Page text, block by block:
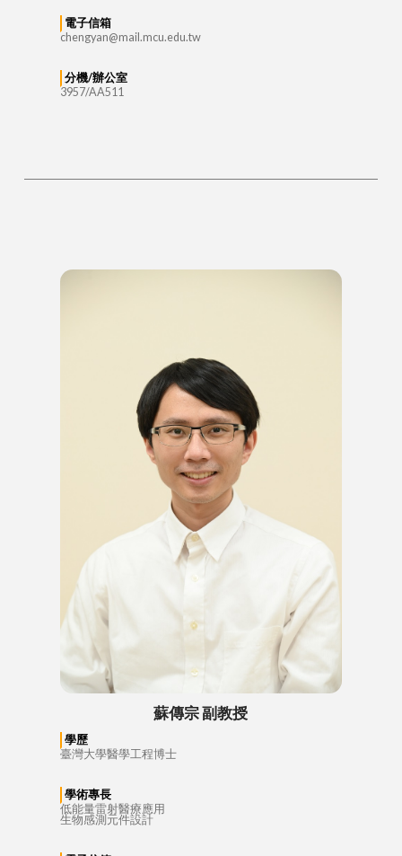
電子信箱
chengyan@mail.mcu.edu.tw
分機/辦公室
3957/AA511
蘇傳宗 副教授
學歷
臺灣大學醫學工程博士
學術專長
低能量雷射醫療應用
生物感測元件設計